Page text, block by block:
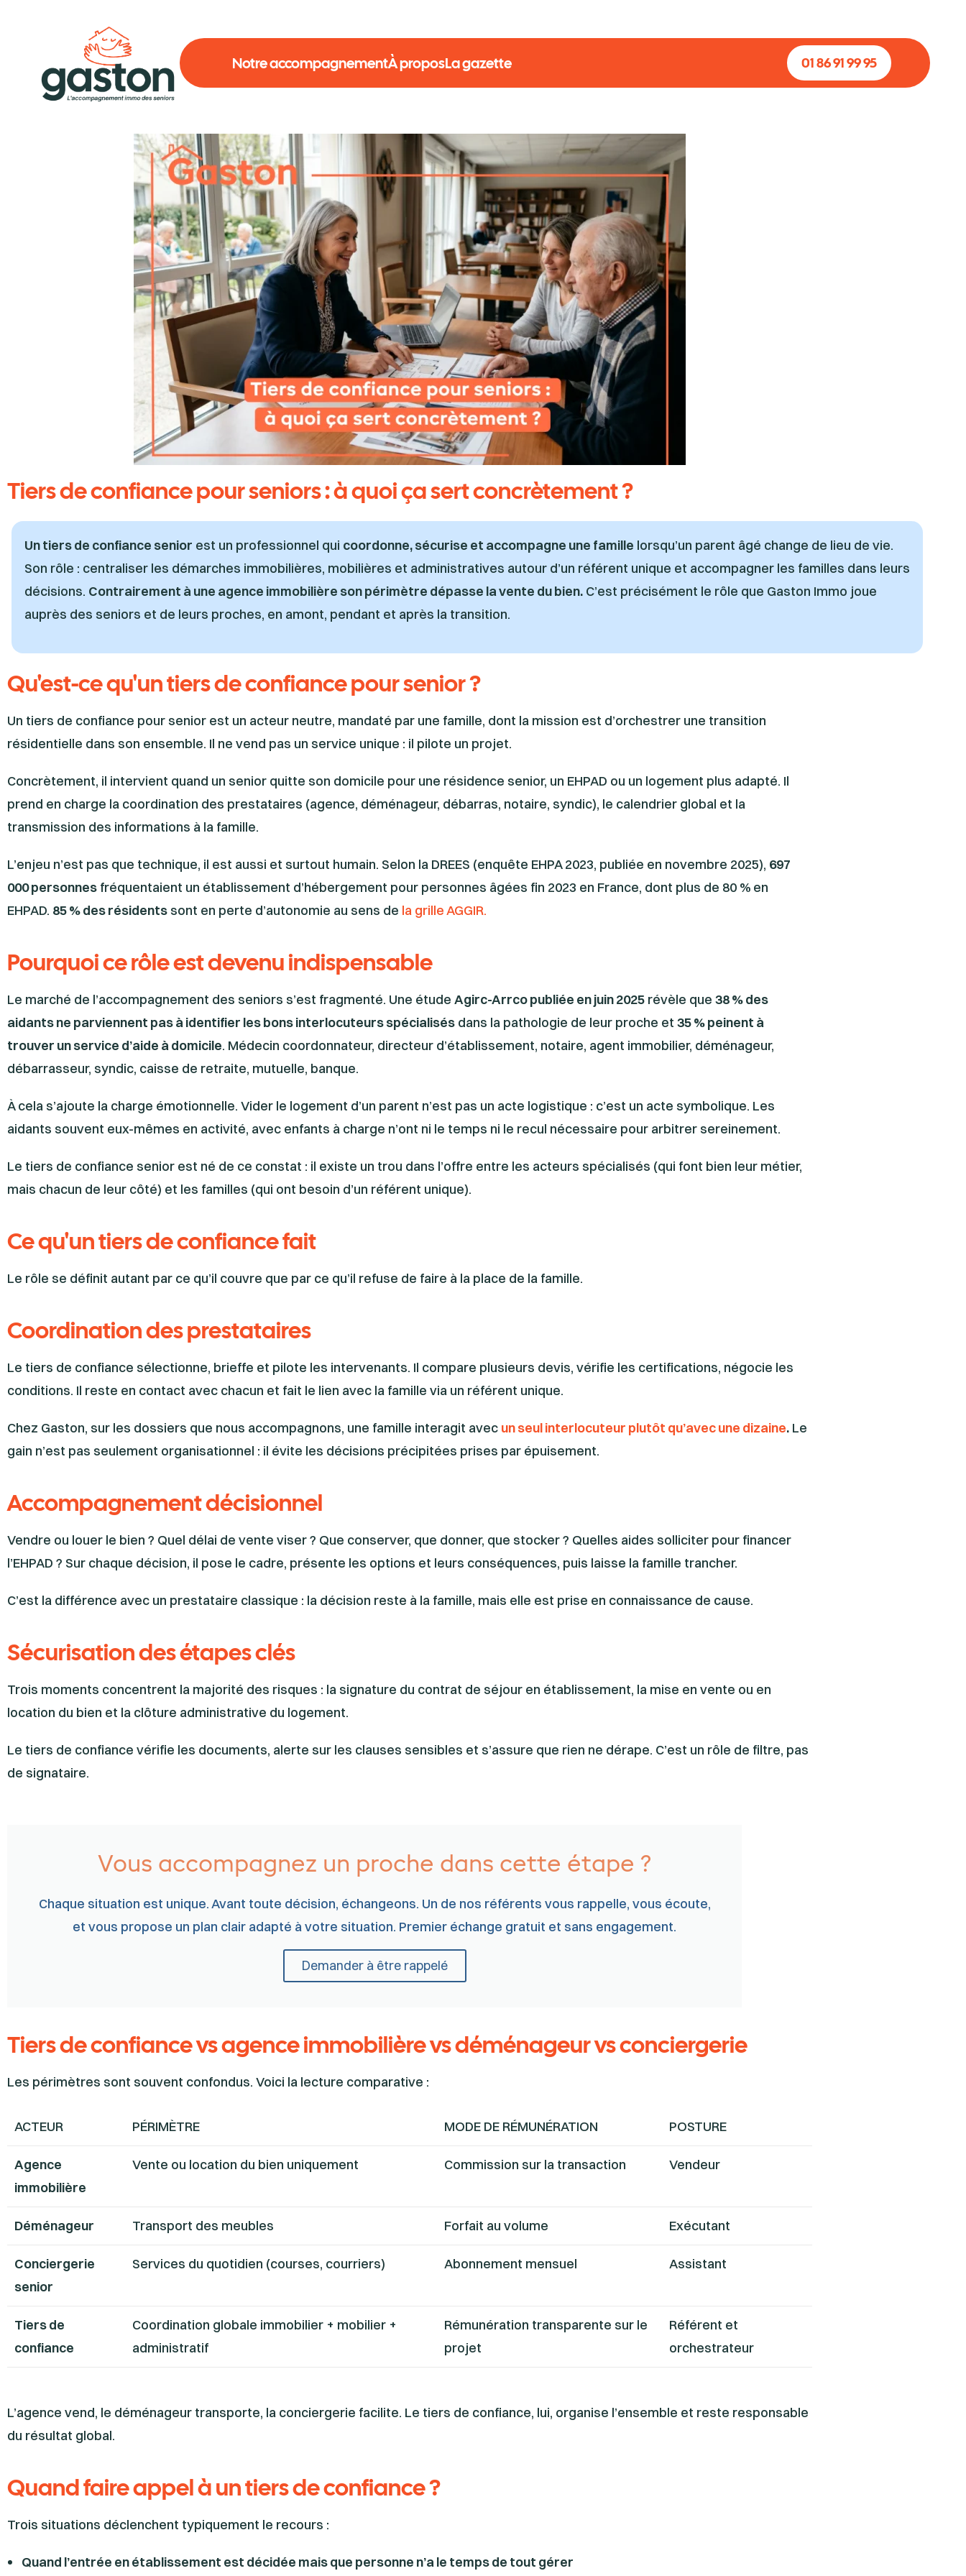
Notre accompagnementÀ proposLa gazette 01 86 91 99 95
Tiers de confiance pour seniors : à quoi ça sert concrètement ?
Untiers de confiance senior est un professionnel qui coordonne, sécurise et accompagne une famille lorsqu’un parent âgé change de lieu de vie.
Son rôle : centraliser les démarches immobilières, mobilières et administratives autour d’un référent unique et accompagner les familles dans leurs
décisions. Contrairement à une agence immobilière son périmètre dépasse la vente du bien. C’est précisément le rôle que Gaston Immo joue
auprès des seniors et de leurs proches, en amont, pendant et après la transition.
Qu'est-ce qu'un tiers de confiance pour senior ?
Un tiers de confiance pour senior est un acteur neutre, mandaté par une famille, dont la mission est d’orchestrer une transition
résidentielle dans son ensemble. Il ne vend pas un service unique : il pilote un projet.
Concrètement, il intervient quand un senior quitte son domicile pour une résidence senior, un EHPAD ou un logement plus adapté. Il
prend en charge la coordination des prestataires (agence, déménageur, débarras, notaire, syndic), le calendrier global et la
transmission des informations à la famille.
L’enjeu n’est pas que technique, il est aussi et surtout humain. Selon la DREES (enquête EHPA 2023, publiée en novembre 2025), 697
000 personnes fréquentaient un établissement d’hébergement pour personnes âgées fin 2023 en France, dont plus de 80 % en
EHPAD. 85 % des résidents sont en perte d’autonomie au sens de la grille AGGIR.
Pourquoi ce rôle est devenu indispensable
Le marché de l’accompagnement des seniors s’est fragmenté. Une étude Agirc-Arrco publiée en juin 2025 révèle que 38 % des
aidants ne parviennent pas à identifier les bons interlocuteurs spécialisés dans la pathologie de leur proche et 35 % peinent à
trouver un service d’aide à domicile. Médecin coordonnateur, directeur d’établissement, notaire, agent immobilier, déménageur,
débarrasseur, syndic, caisse de retraite, mutuelle, banque.
À cela s’ajoute la charge émotionnelle. Vider le logement d’un parent n’est pas un acte logistique : c’est un acte symbolique. Les
aidants souvent eux-mêmes en activité, avec enfants à charge n’ont ni le temps ni le recul nécessaire pour arbitrer sereinement.
Le tiers de confiance senior est né de ce constat : il existe un trou dans l’offre entre les acteurs spécialisés (qui font bien leur métier,
mais chacun de leur côté) et les familles (qui ont besoin d’un référent unique).
Ce qu'un tiers de confiance fait
Le rôle se définit autant par ce qu’il couvre que par ce qu’il refuse de faire à la place de la famille.
Coordination des prestataires
Le tiers de confiance sélectionne, brieffe et pilote les intervenants. Il compare plusieurs devis, vérifie les certifications, négocie les
conditions. Il reste en contact avec chacun et fait le lien avec la famille via un référent unique.
Chez Gaston, sur les dossiers que nous accompagnons, une famille interagit avec un seul interlocuteur plutôt qu’avec une dizaine. Le
gain n’est pas seulement organisationnel : il évite les décisions précipitées prises par épuisement.
Accompagnement décisionnel
Vendre ou louer le bien ? Quel délai de vente viser ? Que conserver, que donner, que stocker ? Quelles aides solliciter pour financer
l’EHPAD ? Sur chaque décision, il pose le cadre, présente les options et leurs conséquences, puis laisse la famille trancher.
C’est la différence avec un prestataire classique : la décision reste à la famille, mais elle est prise en connaissance de cause.
Sécurisation des étapes clés
Trois moments concentrent la majorité des risques : la signature du contrat de séjour en établissement, la mise en vente ou en
location du bien et la clôture administrative du logement.
Le tiers de confiance vérifie les documents, alerte sur les clauses sensibles et s’assure que rien ne dérape. C’est un rôle de filtre, pas
de signataire.
Vous accompagnez un proche dans cette étape ?
Chaque situation est unique. Avant toute décision, échangeons. Un de nos référents vous rappelle, vous écoute,
et vous propose un plan clair adapté à votre situation. Premier échange gratuit et sans engagement.
Demander à être rappelé
Tiers de confiance vs agence immobilière vs déménageur vs conciergerie
Les périmètres sont souvent confondus. Voici la lecture comparative :
ACTEUR PÉRIMÈTRE MODE DE RÉMUNÉRATION POSTURE
Agence
immobilière
Vente ou location du bien uniquement Commission sur la transaction Vendeur
Déménageur Transport des meubles Forfait au volume Exécutant
Conciergerie
senior
Services du quotidien (courses, courriers) Abonnement mensuel Assistant
Tiers de
confiance
Coordination globale immobilier + mobilier +
administratif
Rémunération transparente sur le
projet
Référent et
orchestrateur
L’agence vend, le déménageur transporte, la conciergerie facilite. Le tiers de confiance, lui, organise l’ensemble et reste responsable
du résultat global.
Quand faire appel à un tiers de confiance ?
Trois situations déclenchent typiquement le recours :
Quand l’entrée en établissement est décidée mais que personne n’a le temps de tout gérer